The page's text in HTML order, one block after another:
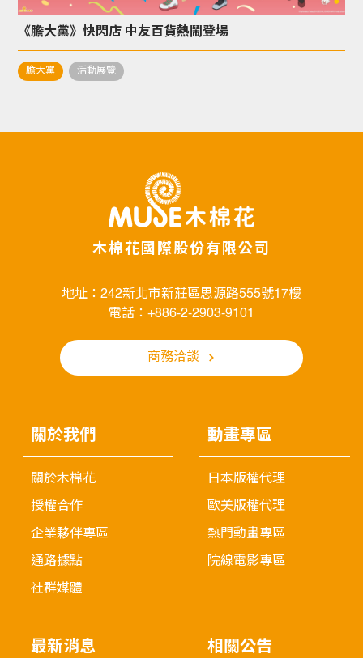
《膽大黨》快閃店 中友百貨熱鬧登場
膽大黨 活動展覽
木棉花國際股份有限公司
地址：242新北市新莊區思源路555號17樓
電話：+886-2-2903-9101
商務洽談
關於我們
關於木棉花
授權合作
企業夥伴專區
通路據點
社群媒體
動畫專區
日本版權代理
歐美版權代理
熱門動畫專區
院線電影專區
最新消息 相關公告